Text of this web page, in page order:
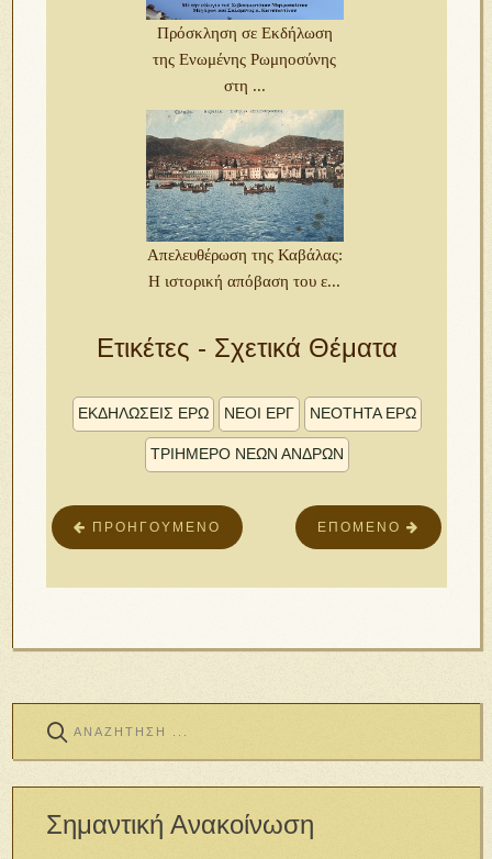
Πρόσκληση σε Εκδήλωση
της Ενωμένης Ρωμηοσύνης
στη ...
Απελευθέρωση της Καβάλας:
Η ιστορική απόβαση του ε...
Ετικέτες - Σχετικά Θέματα
ΕΚΔΗΛΩΣΕΙΣ ΕΡΩ ΝΕΟΙ ΕΡΓ ΝΕΟΤΗΤΑ ΕΡΩ
ΤΡΙΗΜΕΡΟ ΝΕΩΝ ΑΝΔΡΩΝ
ΕΠΌΜΕΝΟ
ΠΡΟΗΓΟΎΜΕΝΟ
Σημαντική Ανακοίνωση